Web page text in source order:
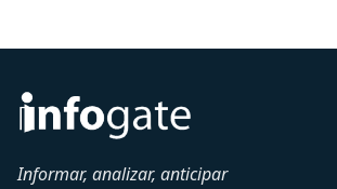
Informar, analizar, anticipar